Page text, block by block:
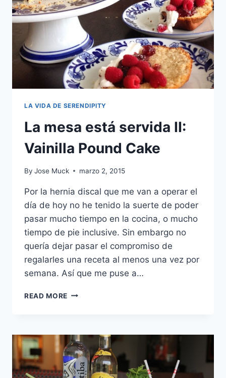
LA VIDA DE SERENDIPITY
La mesa está servida II:
Vainilla Pound Cake
By Jose Muck marzo 2, 2015
Por la hernia discal que me van a operar el
día de hoy no he tenido la suerte de poder
pasar mucho tiempo en la cocina, o mucho
tiempo de pie inclusive. Sin embargo no
quería dejar pasar el compromiso de
regalarles una receta al menos una vez por
semana. Así que me puse a…
READ MORE LA
II:
VAINILLA
POUND
CAKE